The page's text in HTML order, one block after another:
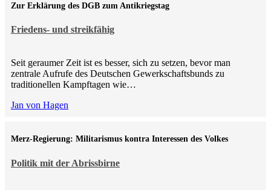
Friedens- und streikfähig
Zur Erklärung des DGB zum Antikriegstag
Seit geraumer Zeit ist es besser, sich zu setzen, bevor man
zentrale Aufrufe des Deutschen Gewerkschaftsbunds zu
traditionellen Kampftagen wie…
Jan von Hagen
Politik mit der Abrissbirne
Merz-Regierung: Militarismus kontra Inte­ressen des Volkes